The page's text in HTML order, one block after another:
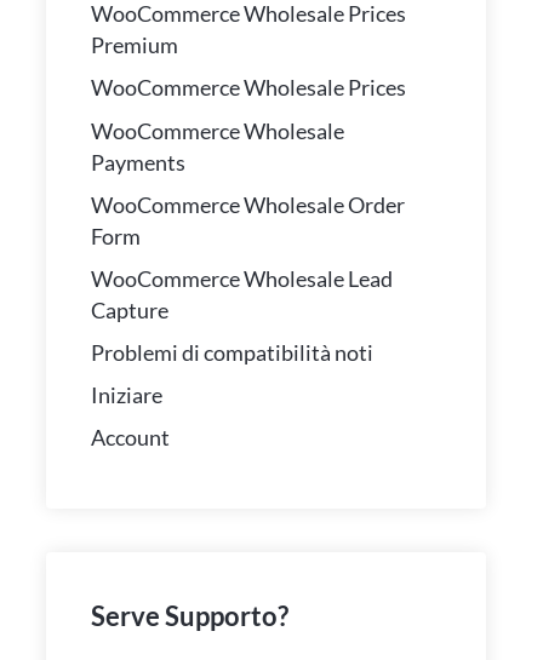
WooCommerce Wholesale Prices
Premium
WooCommerce Wholesale Prices
WooCommerce Wholesale
Payments
WooCommerce Wholesale Order
Form
WooCommerce Wholesale Lead
Capture
Problemi di compatibilità noti
Iniziare
Account
Serve Supporto?